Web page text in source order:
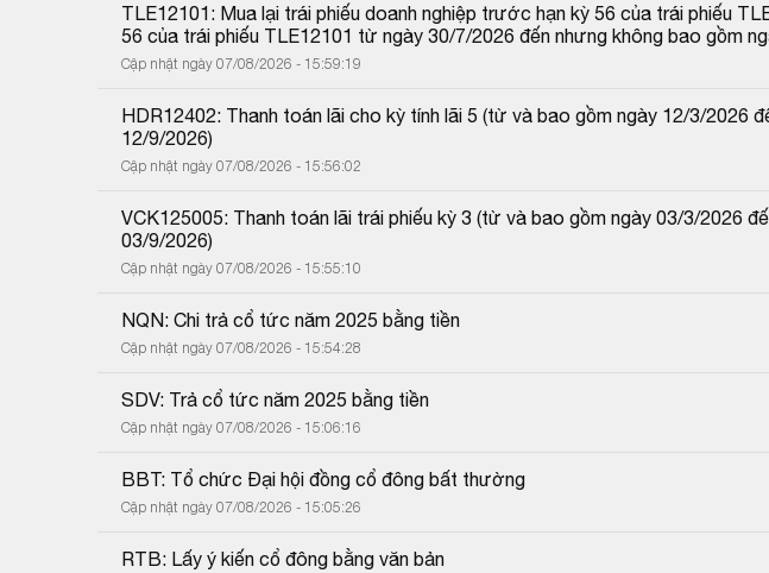
TLE12101: Mua lại trái phiếu doanh nghiệp trước hạn kỳ 56 của trái phiếu
56 của trái phiếu TLE12101 từ ngày 30/7/2026 đến nhưng không bao gồm
Cập nhật ngày 07/08/2026 - 15:59:19
HDR12402: Thanh toán lãi cho kỳ tính lãi 5 (từ và bao gồm ngày 12/3/2026
12/9/2026)
Cập nhật ngày 07/08/2026 - 15:56:02
VCK125005: Thanh toán lãi trái phiếu kỳ 3 (từ và bao gồm ngày 03/3/2026
03/9/2026)
Cập nhật ngày 07/08/2026 - 15:55:10
NQN: Chi trả cổ tức năm 2025 bằng tiền
Cập nhật ngày 07/08/2026 - 15:54:28
SDV: Trả cổ tức năm 2025 bằng tiền
Cập nhật ngày 07/08/2026 - 15:06:16
BBT: Tổ chức Đại hội đồng cổ đông bất thường
Cập nhật ngày 07/08/2026 - 15:05:26
RTB: Lấy ý kiến cổ đông bằng văn bản